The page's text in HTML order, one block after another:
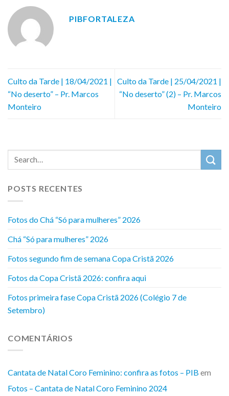
PIBFORTALEZA
Culto da Tarde | 18/04/2021 |
“No deserto” – Pr. Marcos
Monteiro
Culto da Tarde | 25/04/2021 |
“No deserto” (2) – Pr. Marcos
Monteiro
POSTS RECENTES
Fotos do Chá “Só para mulheres” 2026
Chá “Só para mulheres” 2026
Fotos segundo fim de semana Copa Cristã 2026
Fotos da Copa Cristã 2026: confira aqui
Fotos primeira fase Copa Cristã 2026 (Colégio 7 de
Setembro)
COMENTÁRIOS
Cantata de Natal Coro Feminino: confira as fotos – PIB em
Fotos – Cantata de Natal Coro Feminino 2024